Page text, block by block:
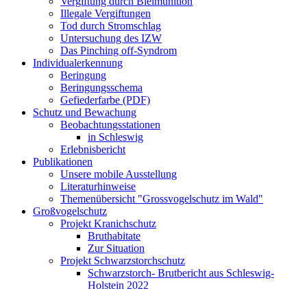
Illegale Vergiftungen
Tod durch Stromschlag
Untersuchung des IZW
Das Pinching off-Syndrom
Individualerkennung
Beringung
Beringungsschema
Gefiederfarbe (PDF)
Schutz und Bewachung
Beobachtungsstationen
in Schleswig
Erlebnisbericht
Publikationen
Unsere mobile Ausstellung
Literaturhinweise
Themenübersicht "Grossvogelschutz im Wald"
Großvogelschutz
Projekt Kranichschutz
Bruthabitate
Zur Situation
Projekt Schwarzstorchschutz
Schwarzstorch- Brutbericht aus Schleswig-
Holstein 2022